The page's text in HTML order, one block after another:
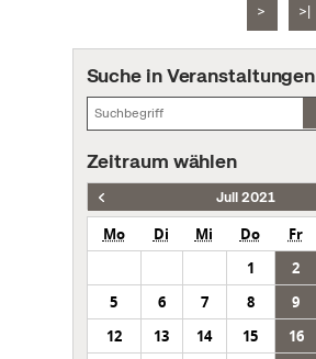
> >|
Suche in Veranstaltungen
Zeitraum wählen
Juli 2021
Mo Di Mi Do Fr
1
2
5
6 7 8 9
12
13 14 15 16